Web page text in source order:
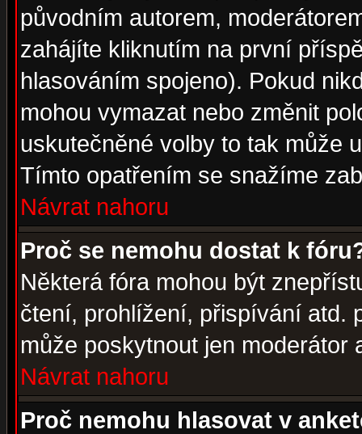
původním autorem,
zahájíte kliknutím na první
hlasováním spojeno). Pokud
mohou vymazat nebo změnit
uskutečněné volby to tak může
Tímto opatřením se snažíme
Návrat nahoru
Proč se nemohu dostat k
Některá fóra mohou být
čtení, prohlížení, přispívání atd.
může poskytnout jen moderátor
Návrat nahoru
Proč nemohu hlasovat v